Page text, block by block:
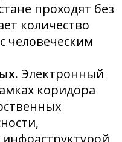
проходят без
количество
человеческим
Электронный
коридора